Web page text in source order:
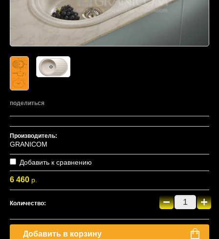
поделиться
Производитель:
GRANICOM
Добавить к сравнению
6 460 р.
Количество: − +
Добавить в корзину